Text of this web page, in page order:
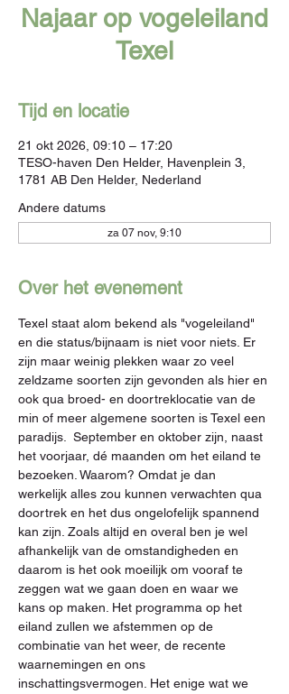
Najaar op vogeleiland
Texel
Tijd en locatie
21 okt 2026, 09:10 – 17:20
TESO-haven Den Helder, Havenplein 3,
1781 AB Den Helder, Nederland
Andere datums
za 07 nov, 9:10
Over het evenement
Texel staat alom bekend als "vogeleiland"
en die status/bijnaam is niet voor niets. Er
zijn maar weinig plekken waar zo veel
zeldzame soorten zijn gevonden als hier en
ook qua broed- en doortreklocatie van de
min of meer algemene soorten is Texel een
paradijs.  September en oktober zijn, naast
het voorjaar, dé maanden om het eiland te
bezoeken. Waarom? Omdat je dan
werkelijk alles zou kunnen verwachten qua
doortrek en het dus ongelofelijk spannend
kan zijn. Zoals altijd en overal ben je wel
afhankelijk van de omstandigheden en
daarom is het ook moeilijk om vooraf te
zeggen wat we gaan doen en waar we
kans op maken. Het programma op het
eiland zullen we afstemmen op de
combinatie van het weer, de recente
waarnemingen en ons
inschattingsvermogen. Het enige wat we